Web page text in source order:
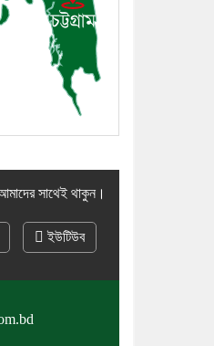
ইউপি সদস্যকে
হুমকির
সাথেই থাকুন।
ইউটিউব